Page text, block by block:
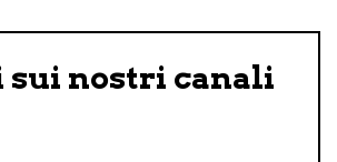
sui nostri canali